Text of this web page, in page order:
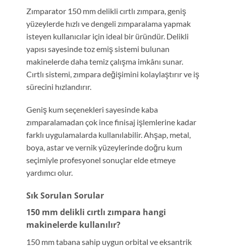
Zımparator 150 mm delikli cırtlı zımpara, geniş
yüzeylerde hızlı ve dengeli zımparalama yapmak
isteyen kullanıcılar için ideal bir üründür. Delikli
yapısı sayesinde toz emiş sistemi bulunan
makinelerde daha temiz çalışma imkânı sunar.
Cırtlı sistemi, zımpara değişimini kolaylaştırır ve iş
sürecini hızlandırır.
Geniş kum seçenekleri sayesinde kaba
zımparalamadan çok ince finisaj işlemlerine kadar
farklı uygulamalarda kullanılabilir. Ahşap, metal,
boya, astar ve vernik yüzeylerinde doğru kum
seçimiyle profesyonel sonuçlar elde etmeye
yardımcı olur.
Sık Sorulan Sorular
150 mm delikli cırtlı zımpara hangi
makinelerde kullanılır?
150 mm tabana sahip uygun orbital ve eksantrik